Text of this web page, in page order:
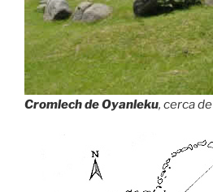
Cromlech de Oyanleku, cerca de